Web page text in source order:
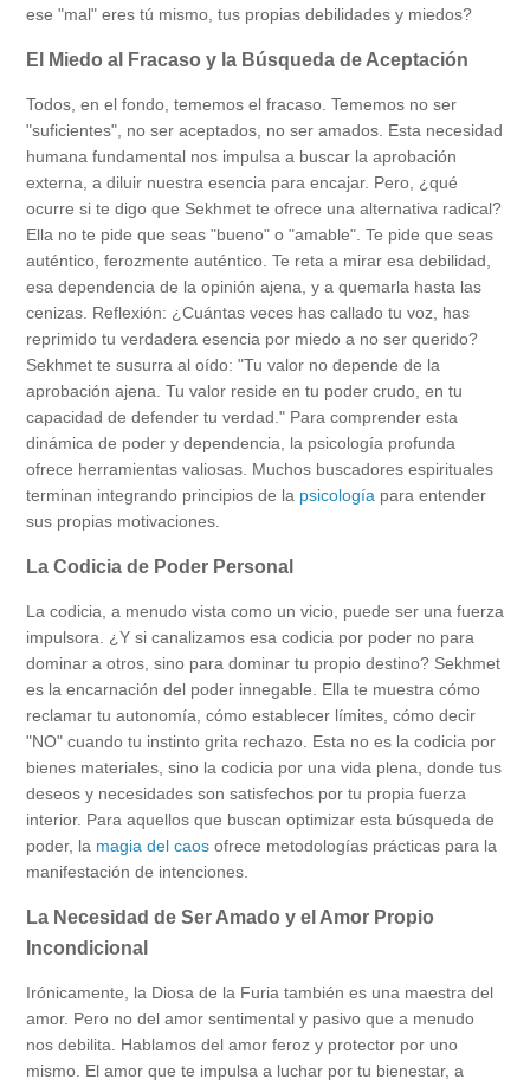
ese "mal" eres tú mismo, tus propias debilidades y miedos?
El Miedo al Fracaso y la Búsqueda de Aceptación
Todos, en el fondo, tememos el fracaso. Tememos no ser
"suficientes", no ser aceptados, no ser amados. Esta necesidad
humana fundamental nos impulsa a buscar la aprobación
externa, a diluir nuestra esencia para encajar. Pero, ¿qué
ocurre si te digo que Sekhmet te ofrece una alternativa radical?
Ella no te pide que seas "bueno" o "amable". Te pide que seas
auténtico, ferozmente auténtico. Te reta a mirar esa debilidad,
esa dependencia de la opinión ajena, y a quemarla hasta las
cenizas. Reflexión: ¿Cuántas veces has callado tu voz, has
reprimido tu verdadera esencia por miedo a no ser querido?
Sekhmet te susurra al oído: "Tu valor no depende de la
aprobación ajena. Tu valor reside en tu poder crudo, en tu
capacidad de defender tu verdad." Para comprender esta
dinámica de poder y dependencia, la psicología profunda
ofrece herramientas valiosas. Muchos buscadores espirituales
terminan integrando principios de la psicología para entender
sus propias motivaciones.
La Codicia de Poder Personal
La codicia, a menudo vista como un vicio, puede ser una fuerza
impulsora. ¿Y si canalizamos esa codicia por poder no para
dominar a otros, sino para dominar tu propio destino? Sekhmet
es la encarnación del poder innegable. Ella te muestra cómo
reclamar tu autonomía, cómo establecer límites, cómo decir
"NO" cuando tu instinto grita rechazo. Esta no es la codicia por
bienes materiales, sino la codicia por una vida plena, donde tus
deseos y necesidades son satisfechos por tu propia fuerza
interior. Para aquellos que buscan optimizar esta búsqueda de
poder, la magia del caos ofrece metodologías prácticas para la
manifestación de intenciones.
La Necesidad de Ser Amado y el Amor Propio
Incondicional
Irónicamente, la Diosa de la Furia también es una maestra del
amor. Pero no del amor sentimental y pasivo que a menudo
nos debilita. Hablamos del amor feroz y protector por uno
mismo. El amor que te impulsa a luchar por tu bienestar, a